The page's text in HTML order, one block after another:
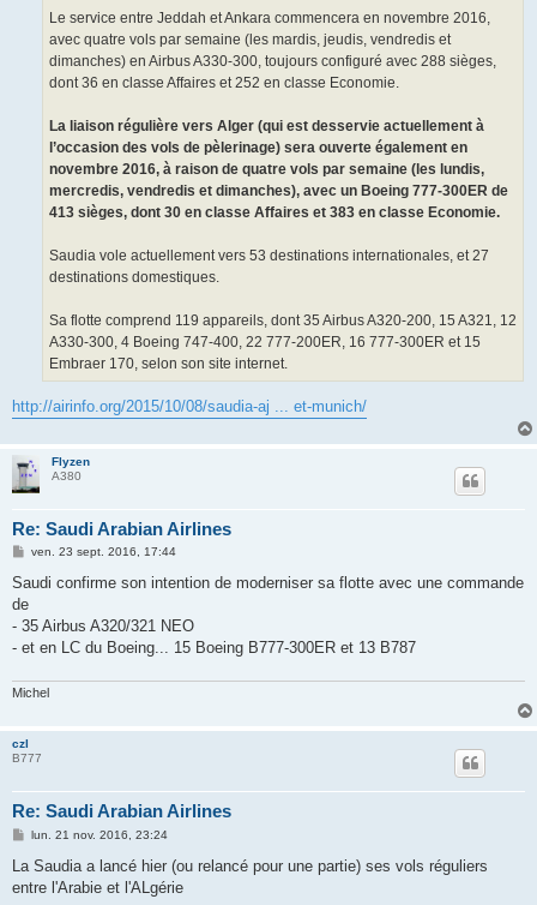
Le service entre Jeddah et Ankara commencera en novembre 2016,
avec quatre vols par semaine (les mardis, jeudis, vendredis et
dimanches) en Airbus A330-300, toujours configuré avec 288 sièges,
dont 36 en classe Affaires et 252 en classe Economie.
La liaison régulière vers Alger (qui est desservie actuellement à
l’occasion des vols de pèlerinage) sera ouverte également en
novembre 2016, à raison de quatre vols par semaine (les lundis,
mercredis, vendredis et dimanches), avec un Boeing 777-300ER de
413 sièges, dont 30 en classe Affaires et 383 en classe Economie.
Saudia vole actuellement vers 53 destinations internationales, et 27
destinations domestiques.
Sa flotte comprend 119 appareils, dont 35 Airbus A320-200, 15 A321, 12
A330-300, 4 Boeing 747-400, 22 777-200ER, 16 777-300ER et 15
Embraer 170, selon son site internet.
http://airinfo.org/2015/10/08/saudia-aj ... et-munich/
Flyzen
A380
Re: Saudi Arabian Airlines
M
s
a
g
ven. 23 sept. 2016, 17:44
Saudi confirme son intention de moderniser sa flotte avec une commande
de
- 35 Airbus A320/321 NEO
- et en LC du Boeing... 15 Boeing B777-300ER et 13 B787
Michel
czl
B777
Re: Saudi Arabian Airlines
M
s
a
lun. 21 nov. 2016, 23:24
La Saudia a lancé hier (ou relancé pour une partie) ses vols réguliers
entre l'Arabie et l'ALgérie